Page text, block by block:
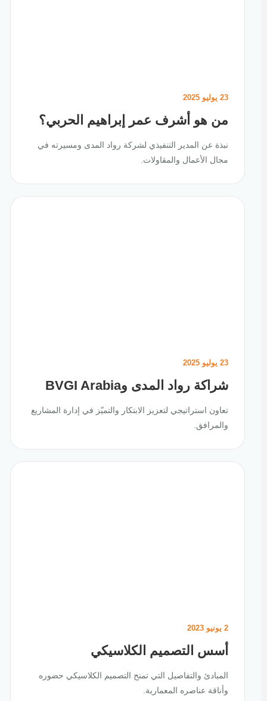
23 يوليو 2025
من هو أشرف عمر إبراهيم الحربي؟
نبذة عن المدير التنفيذي لشركة رواد المدى ومسيرته في
مجال الأعمال والمقاولات.
23 يوليو 2025
شراكة رواد المدى وBVGI Arabia
تعاون استراتيجي لتعزيز الابتكار والتميّز في إدارة المشاريع
والمرافق.
أسس التصميم الكلاسيكي
المبادئ والتفاصيل التي تمنح التصميم الكلاسيكي حضوره
وأناقة عناصره المعمارية.